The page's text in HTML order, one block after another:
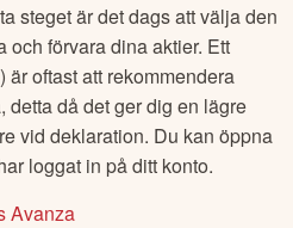
steget är det dags att välja den
och förvara dina aktier. Ett
oftast att rekommendera
detta då det ger dig en lägre
vid deklaration. Du kan öppna
loggat in på ditt konto.
Avanza